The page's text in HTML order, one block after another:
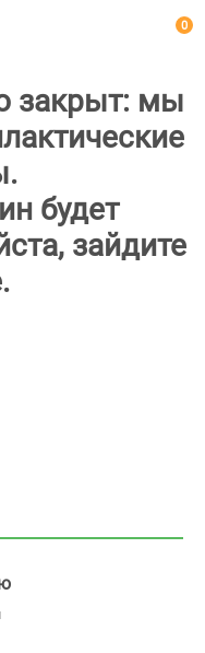
0
закрыт: мы
будет
зайдите